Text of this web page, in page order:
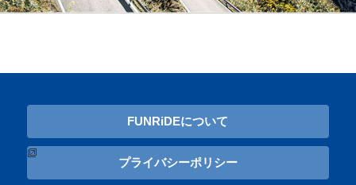
FUNRiDEについて
プライバシーポリシー